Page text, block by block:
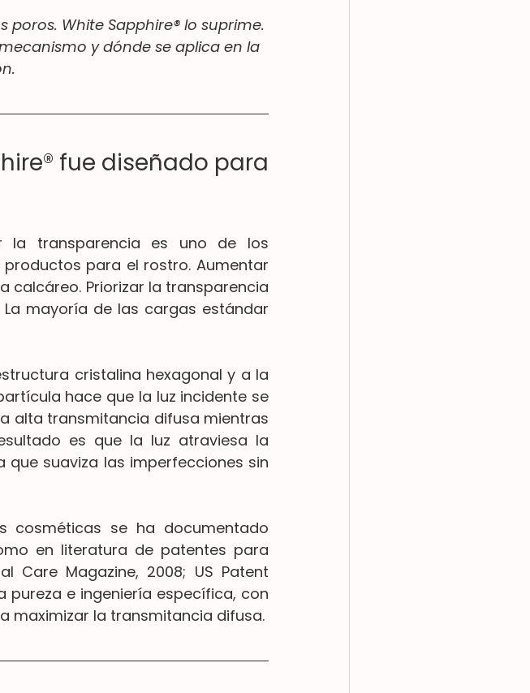
poros. White Sapphire® lo suprime.
y dónde se aplica en la
fue diseñado para
la transparencia es uno de los
para el rostro. Aumentar
calcáreo. Priorizar la transparencia
mayoría de las cargas estándar
cristalina hexagonal y a la
hace que la luz incidente se
alta transmitancia difusa mientras
es que la luz atraviesa la
suaviza las imperfecciones sin
cosméticas se ha documentado
en literatura de patentes para
Care Magazine, 2008; US Patent
pureza e ingeniería específica, con
maximizar la transmitancia difusa.